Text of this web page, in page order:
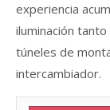
experiencia
iluminación
túneles de
intercambiador.